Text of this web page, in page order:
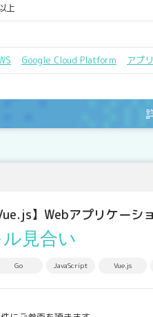
上
Google Cloud Platform アプ
】Webアプリケーシ
見合い
Go JavaScript Vue.js